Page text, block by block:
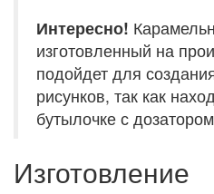
Интересно!
изготовленный на
подойдет для
рисунков, так как
бутылочке с
Изготовление